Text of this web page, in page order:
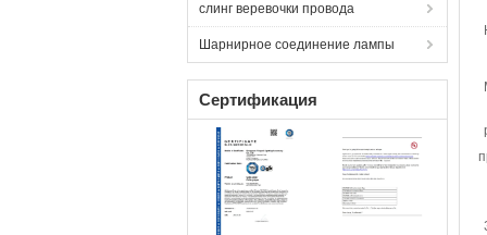
слинг веревочки провода
Шарнирное соединение лампы
Сертификация